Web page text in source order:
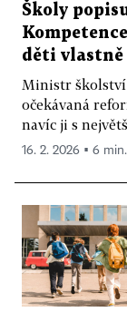
Školy
děti vlastně
Ministr školství
očekávaná
navíc ji s
16. 2. 2026 ▪ 6